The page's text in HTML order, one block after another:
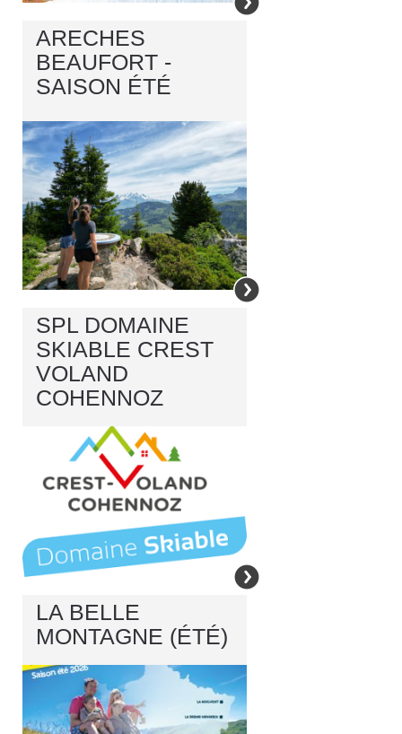
ARECHES
BEAUFORT -
SAISON ÉTÉ
SPL DOMAINE
SKIABLE CREST
VOLAND
COHENNOZ
LA BELLE
MONTAGNE (ÉTÉ)